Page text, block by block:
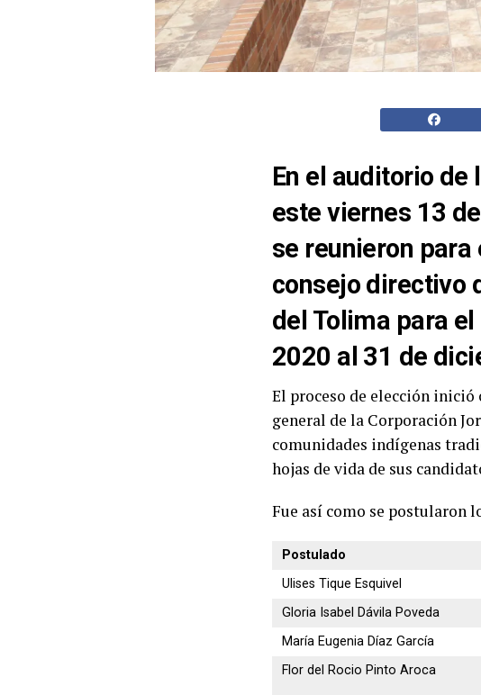
En el auditorio de
este viernes 13
se reunieron para
consejo directivo
del Tolima para
2020 al 31 de
El proceso de elección
general de la Corporación
comunidades indígenas
hojas de vida de sus
Fue así como se postularon
Postulado
Ulises Tique Esquivel
Gloria Isabel Dávila Poveda
María Eugenia Díaz García
Flor del Rocio Pinto Aroca